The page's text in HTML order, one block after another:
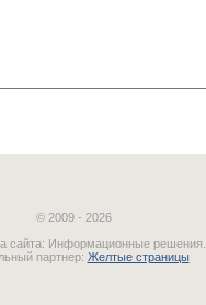
© 2009 - 2026
сайта: Информационные решения.
партнер: Желтые страницы